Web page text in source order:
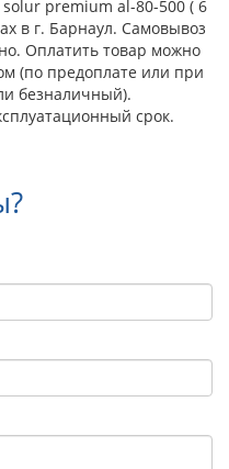
premium al-80-500 ( 6
в г. Барнаул. Самовывоз
Оплатить товар можно
(по предоплате или при
безналичный).
срок.